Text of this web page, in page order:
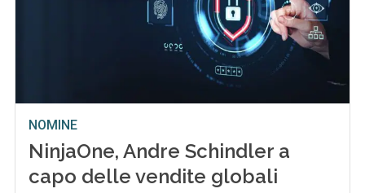
NOMINE
NinjaOne, Andre Schindler a
capo delle vendite globali